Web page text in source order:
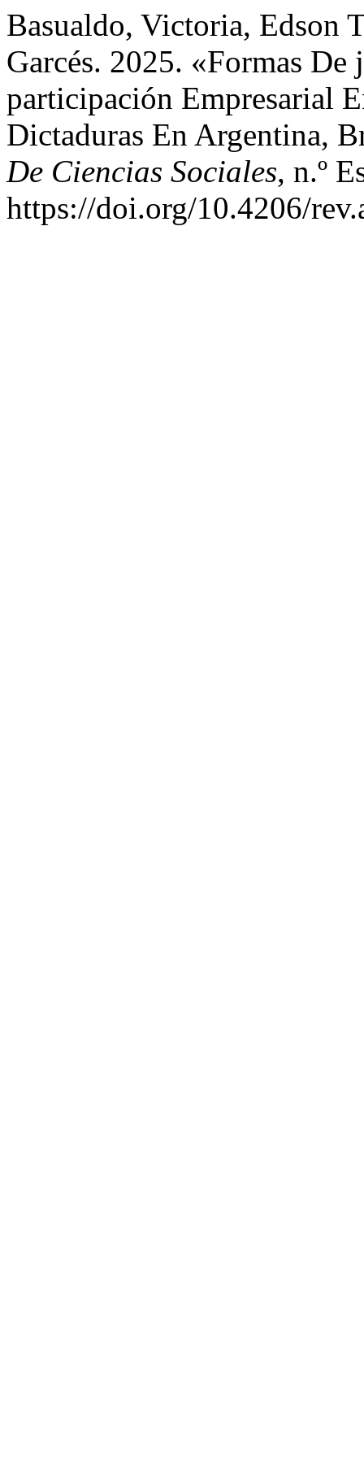
Basualdo, Victoria, Edson
Garcés. 2025. «Formas
participación Empresarial
Dictaduras En Argentina,
De Ciencias Sociales, n.º
https://doi.org/10.4206/